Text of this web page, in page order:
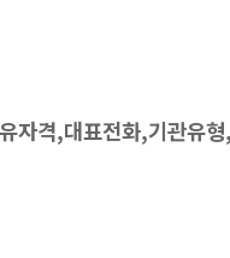
자격,대표전화,기관유